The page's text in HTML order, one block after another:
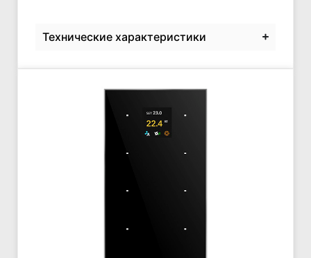
Технические характеристики